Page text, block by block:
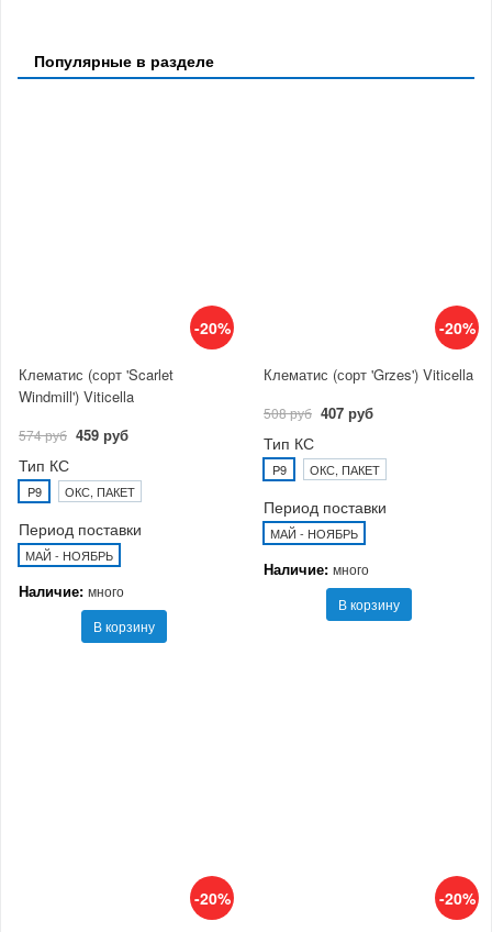
Популярные в разделе
-20%
Клематис (сорт 'Scarlet
Windmill') Viticella
574 руб 459 руб
Тип КС
P9 ОКС, ПАКЕТ
Период поставки
МАЙ - НОЯБРЬ
Наличие: много
В корзину
-20%
Клематис (сорт 'Grzes') Viticella
508 руб 407 руб
Тип КС
P9 ОКС, ПАКЕТ
Период поставки
МАЙ - НОЯБРЬ
Наличие: много
В корзину
-20% -20%